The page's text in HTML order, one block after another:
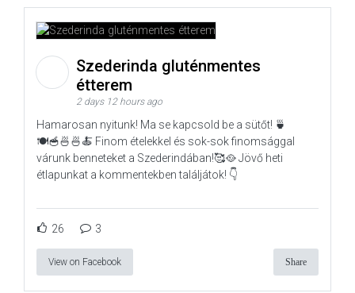
Szederinda gluténmentes
étterem
2 days 12 hours ago
Hamarosan nyitunk! Ma se kapcsold be a sütőt! 🍵
🍽️🥣🍜🍜🍝 Finom ételekkel és sok-sok finomsággal
várunk benneteket a Szederindában!🥰🥘 Jövő heti
étlapunkat a kommentekben találjátok! 👇
26 3
View on Facebook Share